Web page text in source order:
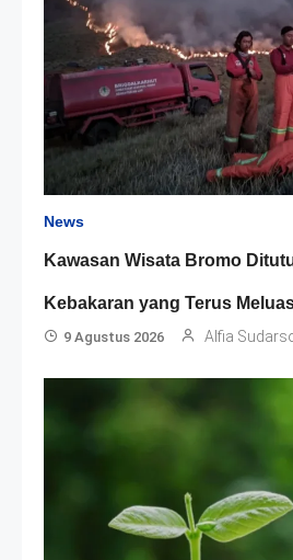
News
Kawasan Wisata Bromo
Kebakaran yang Terus
9 Agustus 2026 Alfia